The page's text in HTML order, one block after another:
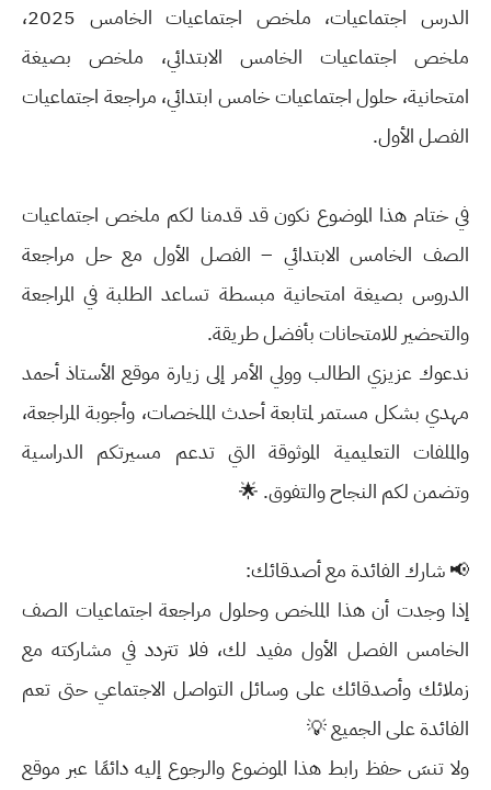
الدرس اجتماعيات، ملخص اجتماعيات الخامس 2025،
ملخص اجتماعيات الخامس الابتدائي، ملخص بصيغة
امتحانية، حلول اجتماعيات خامس ابتدائي، مراجعة اجتماعيات
الفصل الأول.
في ختام هذا الموضوع نكون قد قدمنا لكم ملخص اجتماعيات
الصف الخامس الابتدائي – الفصل الأول مع حل مراجعة
الدروس بصيغة امتحانية مبسطة تساعد الطلبة في المراجعة
والتحضير للامتحانات بأفضل طريقة.
ندعوك عزيزي الطالب وولي الأمر إلى زيارة موقع الأستاذ أحمد
مهدي بشكل مستمر لمتابعة أحدث الملخصات، وأجوبة المراجعة،
والملفات التعليمية الموثوقة التي تدعم مسيرتكم الدراسية
وتضمن لكم النجاح والتفوق. 🌟
📢 شارك الفائدة مع أصدقائك:
إذا وجدت أن هذا الملخص وحلول مراجعة اجتماعيات الصف
الخامس الفصل الأول مفيد لك، فلا تتردد في مشاركته مع
زملائك وأصدقائك على وسائل التواصل الاجتماعي حتى تعم
الفائدة على الجميع 💡
ولا تنسَ حفظ رابط هذا الموضوع والرجوع إليه دائمًا عبر موقع